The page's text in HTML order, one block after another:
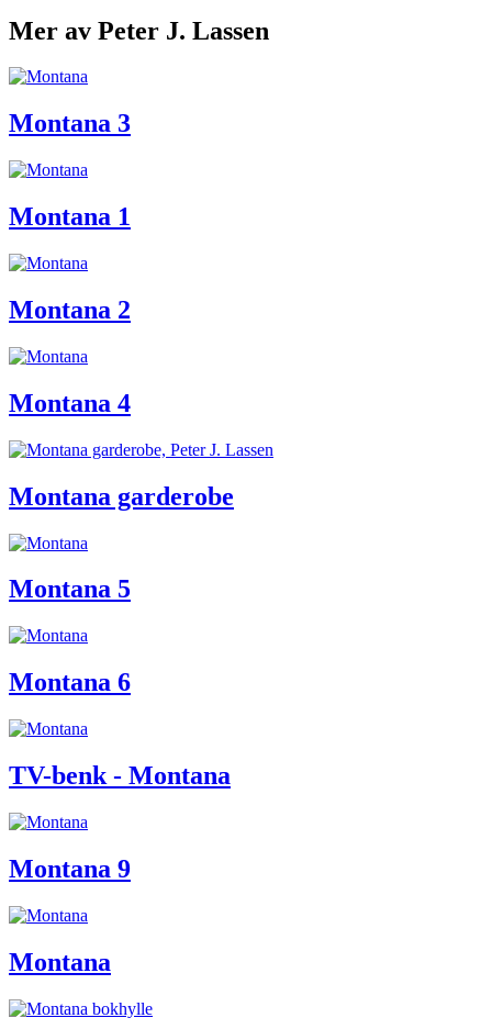
Mer av Peter J. Lassen
Montana 3
Montana 1
Montana 2
Montana 4
Montana garderobe
Montana 5
Montana 6
TV-benk - Montana
Montana 9
Montana